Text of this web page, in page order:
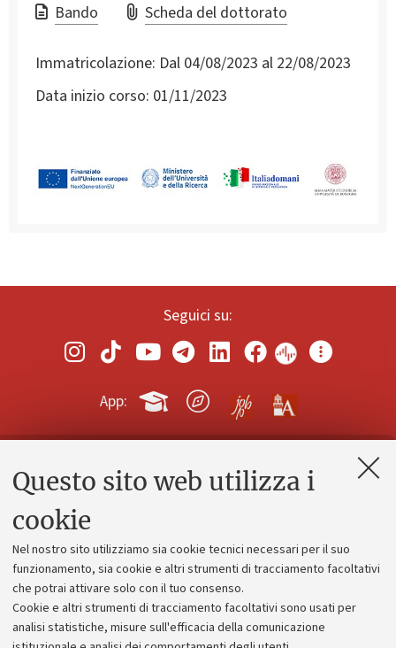
Questo sito web utilizza i
cookie
Nel nostro sito utilizziamo sia cookie tecnici necessari per il suo
funzionamento, sia cookie e altri strumenti di tracciamento facoltativi
che potrai attivare solo con il tuo consenso.
Cookie e altri strumenti di tracciamento facoltativi sono usati per
analisi statistiche, misure sull'efficacia della comunicazione
Bando Scheda del dottorato
Immatricolazione: Dal 04/08/2023 al 22/08/2023
Data inizio corso: 01/11/2023
Seguici su:
App:
Contatti e PEC
Alumni community
Piano strategico
Bilanci